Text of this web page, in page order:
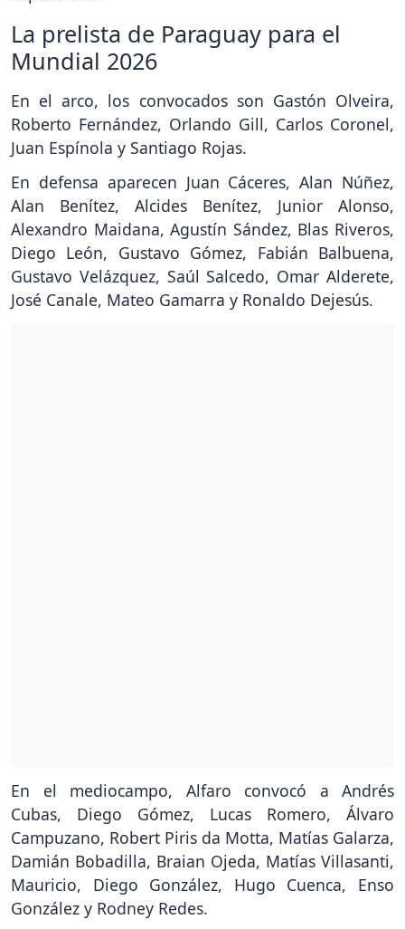
La prelista de Paraguay para el
Mundial 2026
En el arco, los convocados son Gastón Olveira,
Roberto Fernández, Orlando Gill, Carlos Coronel,
Juan Espínola y Santiago Rojas.
En defensa aparecen Juan Cáceres, Alan Núñez,
Alan Benítez, Alcides Benítez, Junior Alonso,
Alexandro Maidana, Agustín Sández, Blas Riveros,
Diego León, Gustavo Gómez, Fabián Balbuena,
Gustavo Velázquez, Saúl Salcedo, Omar Alderete,
José Canale, Mateo Gamarra y Ronaldo Dejesús.
En el mediocampo, Alfaro convocó a Andrés
Cubas, Diego Gómez, Lucas Romero, Álvaro
Campuzano, Robert Piris da Motta, Matías Galarza,
Damián Bobadilla, Braian Ojeda, Matías Villasanti,
Mauricio, Diego González, Hugo Cuenca, Enso
González y Rodney Redes.